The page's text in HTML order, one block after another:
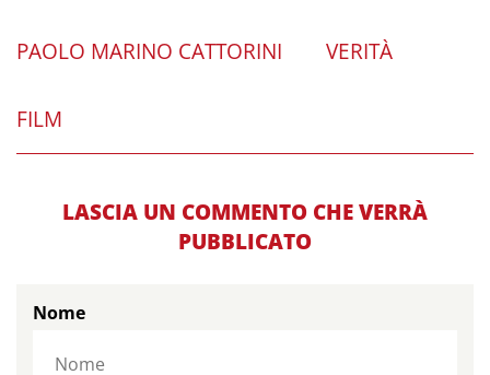
PAOLO MARINO CATTORINI VERITÀ
FILM
LASCIA UN COMMENTO CHE VERRÀ
PUBBLICATO
Nome